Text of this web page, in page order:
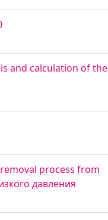
and calculation of the
process from
давления